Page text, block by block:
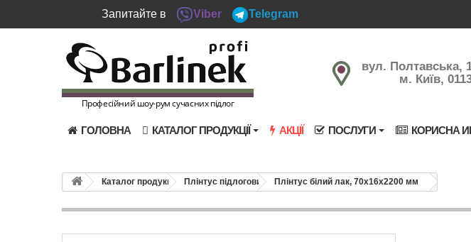
Запитайте в Viber Telegram
Професійний шоу-рум сучасних підлог
вул. Полтавська,
м. Київ,
ГОЛОВНА КАТАЛОГ ПРОДУКЦІЇ АКЦІЇ ПОСЛУГИ КОРИСНА
Каталог продукції Плінтус підлоговий Плінтус білий лак, 70х16х2200 мм